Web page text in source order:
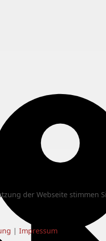
der Webseite stimmen
| Impressum